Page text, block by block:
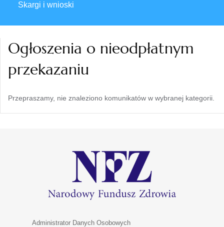
Skargi i wnioski
Ogłoszenia o nieodpłatnym
przekazaniu
Przepraszamy, nie znaleziono komunikatów w wybranej kategorii.
Administrator Danych Osobowych